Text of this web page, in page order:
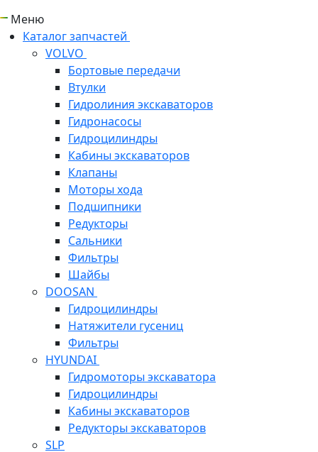
Меню
Каталог запчастей
VOLVO
Бортовые передачи
Втулки
Гидролиния экскаваторов
Гидронасосы
Гидроцилиндры
Кабины экскаваторов
Клапаны
Моторы хода
Подшипники
Редукторы
Сальники
Фильтры
Шайбы
DOOSAN
Гидроцилиндры
Натяжители гусениц
Фильтры
HYUNDAI
Гидромоторы экскаватора
Гидроцилиндры
Кабины экскаваторов
Редукторы экскаваторов
SLP